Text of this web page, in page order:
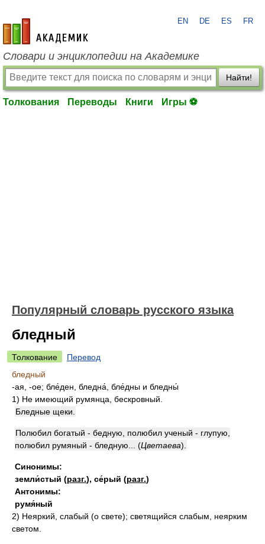
academic.ru
EN DE ES FR
Словари и энциклопедии на Академике
Найти!
Толкования Переводы Книги Игры ⚽
Популярный словарь русского языка
бледный
Толкование
Перевод
бледный
-ая, -ое; бле́ден, бледна́, бле́дны и бледны́
1) Не имеющий румянца, бескровный.
Бледные щеки.
Полюбил богатый - бедную, полюбил ученый - глупую,
полюбил румяный - бледную... (Цветаева)
Синонимы:
земли́стый (разг.), се́рый (разг.)
Антонимы:
румя́ный
2) Неяркий, слабый (о свете); светящийся слабым, неярким
светом.